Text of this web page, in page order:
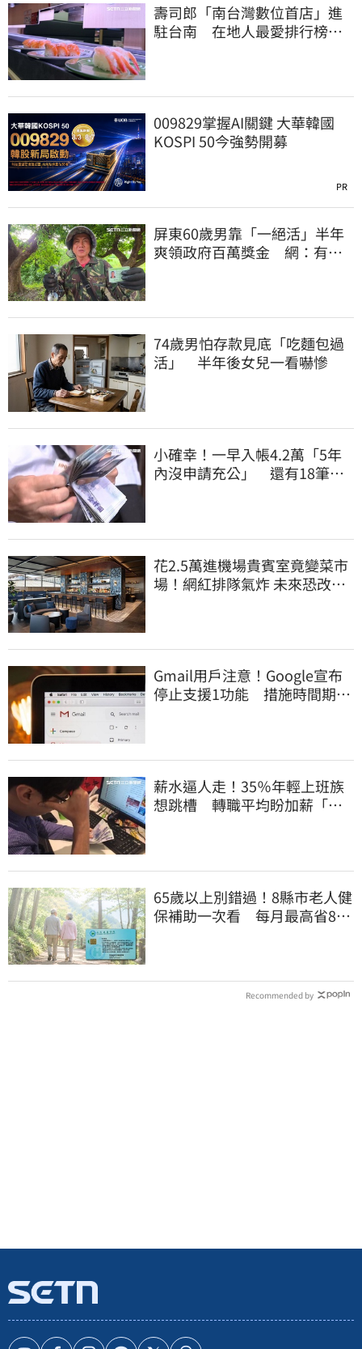
壽司郎「南台灣數位首店」進
駐台南 在地人最愛排行榜曝
009829掌握AI關鍵 大華韓國
KOSPI 50今強勢開募
PR
屏東60歲男靠「一絕活」半年
爽領政府百萬獎金 網：有人
74歲男怕存款見底「吃麵包過
活」 半年後女兒一看嚇慘
小確幸！一早入帳4.2萬「5年
內沒申請充公」 還有18筆錢
花2.5萬進機場貴賓室竟變菜市
場！網紅排隊氣炸 未來恐改動
Gmail用戶注意！Google宣布
停止支援1功能 措施時間期限
薪水逼人走！35％年輕上班族
想跳槽 轉職平均盼加薪「破
65歲以上別錯過！8縣市老人健
保補助一次看 每月最高省826
Recommended by